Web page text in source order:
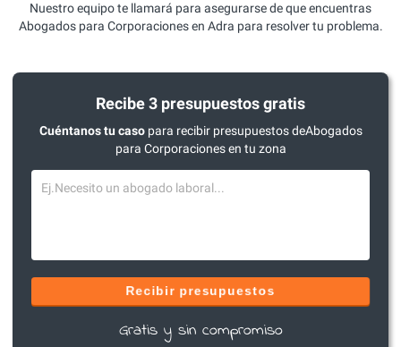
Nuestro equipo te llamará para asegurarse de que encuentras
Abogados para Corporaciones en Adra para resolver tu problema.
Recibe 3 presupuestos gratis
Cuéntanos tu casopara recibir presupuestos deAbogados
para Corporaciones en tu zona
Recibir presupuestos
Gratis y sin compromiso